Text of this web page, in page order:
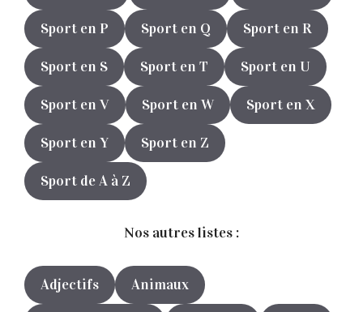
Sport en P Sport en Q Sport en R
Sport en S Sport en T Sport en U
Sport en V Sport en W Sport en X
Sport en Y Sport en Z
Sport de A à Z
Nos autres listes :
Adjectifs Animaux